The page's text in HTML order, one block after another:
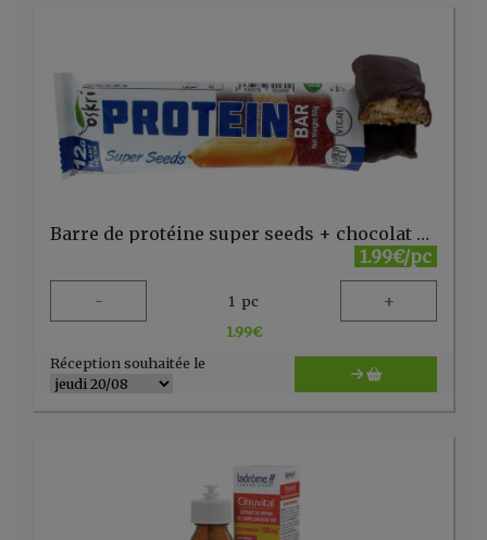
Barre de protéine super seeds + chocolat noir - 65 gr
1.99€/pc
- 1 pc +
1.99€
Réception souhaitée le